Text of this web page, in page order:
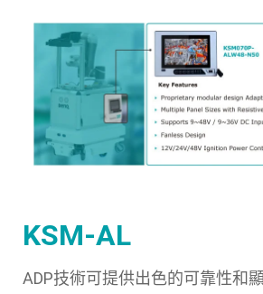
KSM-AL
ADP技術可提供出色的可靠性和